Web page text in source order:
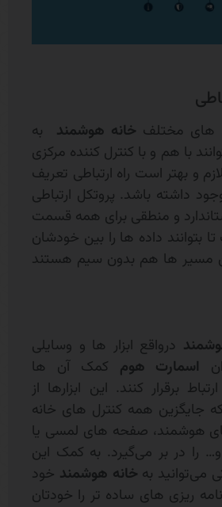
های مختلف خانه هوشمند
به
با هم و با کنترل کننده مرکزی
لازم و بهتر است راه ارتباطی تعریف
داشته باشد. پروتکل ارتباطی
و منطقی برای همه قسمت
داده ها را بین خودشان
مسیر ها هم بدون سیم هستند
درواقع ابزار ها و وسایلی
اسمارت هوم کمک آن ها
برقرار کنند. این ابزارها از
جایگزین همه کنترل های خانه
هوشمند، صفحه های لمسی یا
را در بر می‌گیرد. به کمک این
می‌توانید به خانه هوشمند خود
ریزی های ساده تر را خودتان